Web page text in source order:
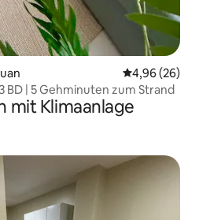
4,96 (26)
BD | 5 Gehminuten zum Strand
mit Klimaanlage